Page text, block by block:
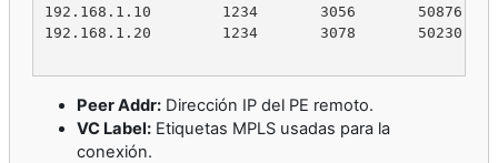
192.168.1.10        1234       3056
192.168.1.20        1234       3078
Peer Addr: Dirección IP del PE remoto.
VC Label: Etiquetas MPLS usadas para la
conexión.